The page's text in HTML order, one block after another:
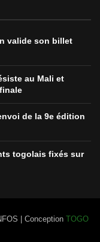
valide son billet
au Mali et
de la 9e édition
togolais fixés sur
| Conception TOGO